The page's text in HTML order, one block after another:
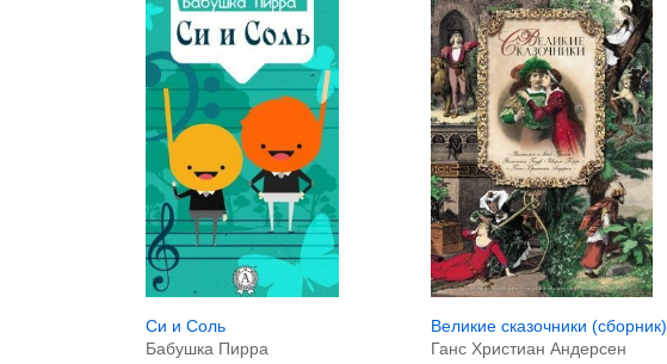
Си и Соль
Бабушка Пирра
Великие сказочники (сборник)
Ганс Христиан Андерсен